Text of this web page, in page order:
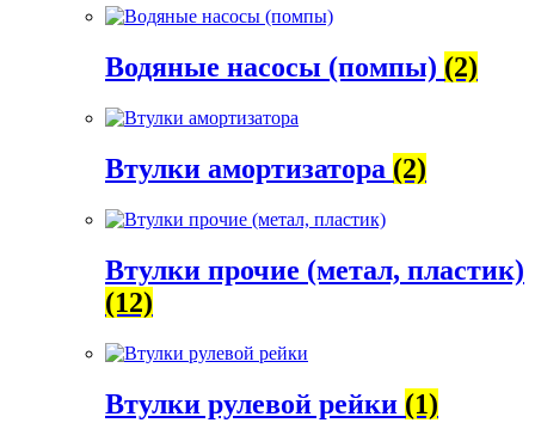
Водяные насосы (помпы) (2)
Втулки амортизатора (2)
Втулки прочие (метал, пластик)
(12)
Втулки рулевой рейки (1)